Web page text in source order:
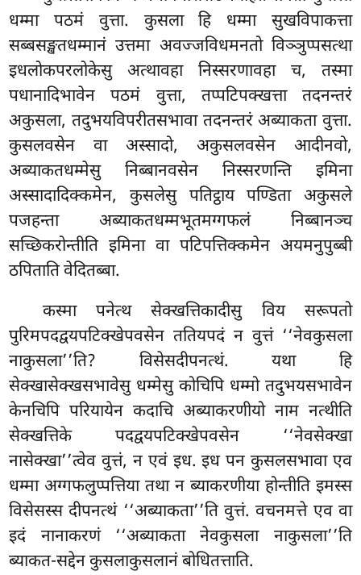
धम्मा पठमं वुत्ता. कुसला हि धम्मा सुखविपाकत्ता
सब्बसङ्खतधम्मानं उत्तमा अवज्जविधमनतो विञ्ञुप्पसत्था
इधलोकपरलोकेसु अत्थावहा निस्सरणावहा च, तस्मा
पधानादिभावेन पठमं वुत्ता, तप्पटिपक्खत्ता तदनन्तरं
अकुसला, तदुभयविपरीतसभावा तदनन्तरं अब्याकता वुत्ता.
कुसलवसेन वा अस्सादो, अकुसलवसेन आदीनवो,
अब्याकतधम्मेसु निब्बानवसेन निस्सरणन्ति इमिना
अस्सादादिक्कमेन, कुसलेसु पतिट्ठाय पण्डिता अकुसले
पजहन्ता अब्याकतधम्मभूतमग्गफलं निब्बानञ्च
सच्छिकरोन्तीति इमिना वा पटिपत्तिक्कमेन अयमनुपुब्बी
ठपिताति वेदितब्बा.
कस्मापनेत्थ सेक्खत्तिकादीसु विय सरूपतो
पुरिमपदद्वयपटिक्खेपवसेन ततियपदं न वुत्तं ‘‘नेवकुसला
नाकुसला’’ति? विसेसदीपनत्थं. यथा हि
सेक्खासेक्खसभावेसु धम्मेसु कोचिपि धम्मो तदुभयसभावेन
केनचिपि परियायेन कदाचि अब्याकरणीयो नाम नत्थीति
सेक्खत्तिके पदद्वयपटिक्खेपवसेन ‘‘नेवसेक्खा
नासेक्खा’’त्वेव वुत्तं, न एवं इध. इध पन कुसलसभावा एव
धम्मा अग्गफलुप्पत्तिया तथा न ब्याकरणीया होन्तीति इमस्स
विसेसस्स दीपनत्थं ‘‘अब्याकता’’ति वुत्तं. वचनमत्ते एव वा
इदं नानाकरणं ‘‘अब्याकता नेवकुसला नाकुसला’’ति
ब्याकत-सद्देन कुसलाकुसलानं बोधितत्ताति.